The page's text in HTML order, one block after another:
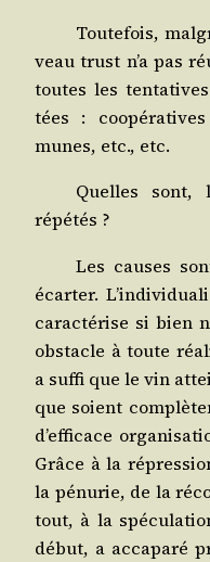
Tou­te­fois,
veau trust n’a pas
toutes les
tées :
munes, etc., etc.
Quelles sont,
répétés ?
Les causes
écar­ter.
carac­té­rise si bien
obs­tacle à toute
a suf­fi que le vin
que soient
d’efficace
Grâce à la
la pénu­rie, de la
tout, à la
début, a acca­pa­ré